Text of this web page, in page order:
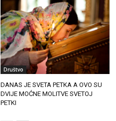
Društvo
DANAS JE SVETA PETKA A OVO SU
DVIJE MOĆNE MOLITVE SVETOJ
PETKI